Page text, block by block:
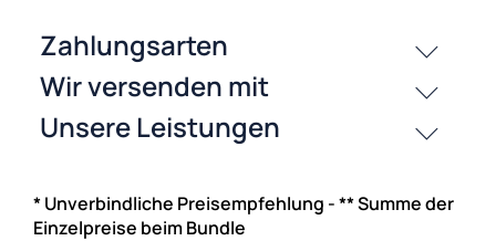
* Unverbindliche Preisempfehlung - ** Summe der
Einzelpreise beim Bundle